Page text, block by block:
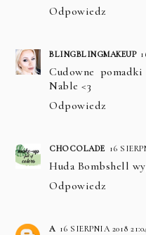
Odpowiedz
BLINGBLINGMAKEUP
Cudowne
Nable <3
Odpowiedz
CHOCOLADE 16
Huda Bombshell
Odpowiedz
A 16 SIERPNIA 2018